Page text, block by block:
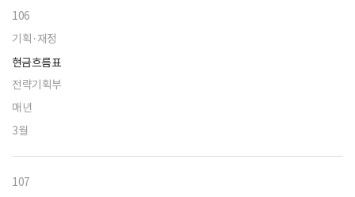
106
기획·재정
현금흐름표
전략기획부
매년
3월
107